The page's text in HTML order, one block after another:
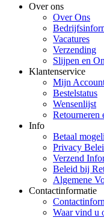
Over ons
Over Ons
Vacatures
Verzending
Slijpen en
Klantenservice
Mijn
Bestelstatus
Wensenlijst
Retourneren
Info
Betaal
Privacy
Verzend
Beleid bij
Algemene
Contactinformatie
Waar vind u